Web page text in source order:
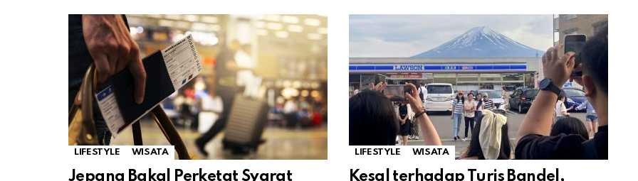
LIFESTYLE WISATA
Jepang Bakal Perketat Syarat
LIFESTYLE WISATA
Kesal terhadap Turis Bandel,